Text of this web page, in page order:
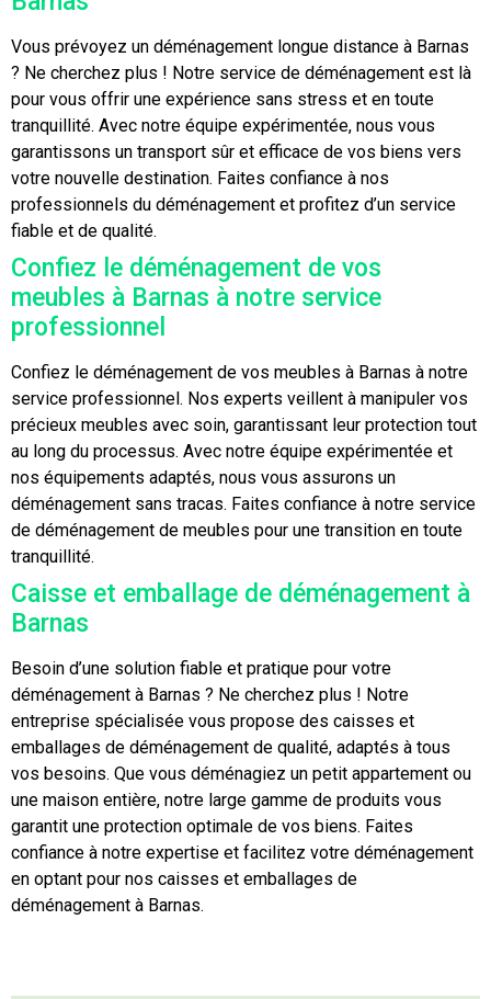
Vous prévoyez un déménagement longue distance à Barnas
? Ne cherchez plus ! Notre service de déménagement est là
pour vous offrir une expérience sans stress et en toute
tranquillité. Avec notre équipe expérimentée, nous vous
garantissons un transport sûr et efficace de vos biens vers
votre nouvelle destination. Faites confiance à nos
professionnels du déménagement et profitez d’un service
fiable et de qualité.
Confiez le déménagement de vos
meubles à Barnas à notre service
professionnel
Confiez le déménagement de vos meubles à Barnas à notre
service professionnel. Nos experts veillent à manipuler vos
précieux meubles avec soin, garantissant leur protection tout
au long du processus. Avec notre équipe expérimentée et
nos équipements adaptés, nous vous assurons un
déménagement sans tracas. Faites confiance à notre service
de déménagement de meubles pour une transition en toute
tranquillité.
Caisse et emballage de déménagement à
Barnas
Besoin d’une solution fiable et pratique pour votre
déménagement à Barnas ? Ne cherchez plus ! Notre
entreprise spécialisée vous propose des caisses et
emballages de déménagement de qualité, adaptés à tous
vos besoins. Que vous déménagiez un petit appartement ou
une maison entière, notre large gamme de produits vous
garantit une protection optimale de vos biens. Faites
confiance à notre expertise et facilitez votre déménagement
en optant pour nos caisses et emballages de
déménagement à Barnas.